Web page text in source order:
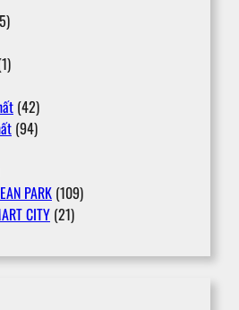
(42)
(94)
PARK (109)
CITY (21)